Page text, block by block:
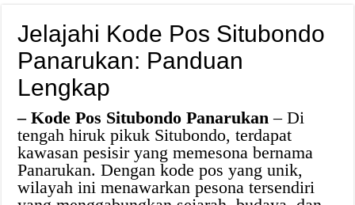
Jelajahi Kode Pos Situbondo
Panarukan: Panduan
Lengkap
– Kode Pos Situbondo Panarukan – Di
tengah hiruk pikuk Situbondo, terdapat
kawasan pesisir yang memesona bernama
Panarukan. Dengan kode pos yang unik,
wilayah ini menawarkan pesona tersendiri